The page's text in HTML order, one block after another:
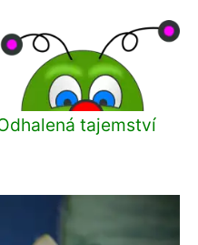
tajemství